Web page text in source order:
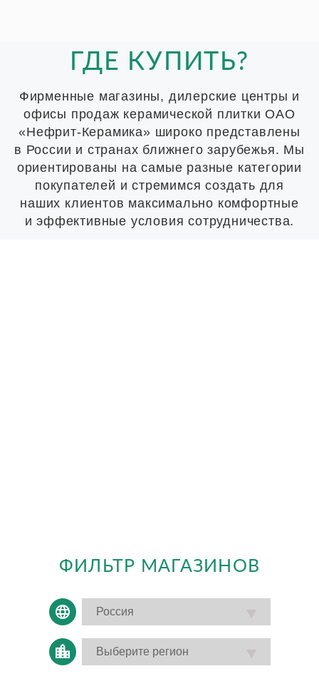
ГДЕ КУПИТЬ?
Фирменные магазины, дилерские центры и
офисы продаж керамической плитки ОАО
«Нефрит-Керамика» широко представлены
в России и странах ближнего зарубежья. Мы
ориентированы на самые разные категории
покупателей и стремимся создать для
наших клиентов максимально комфортные
и эффективные условия сотрудничества.
ФИЛЬТР МАГАЗИНОВ